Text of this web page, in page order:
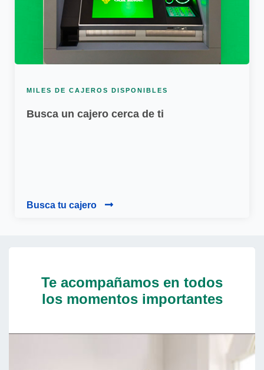
MILES DE CAJEROS DISPONIBLES
Busca un cajero cerca de ti
Busca tu cajero
Te acompañamos en todos
los momentos importantes